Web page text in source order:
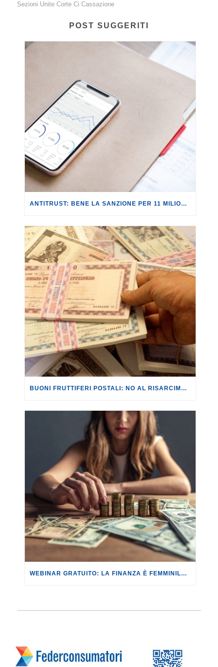
Sezioni Unite Corte Ci Cassazione
POST SUGGERITI
ANTITRUST: BENE LA SANZIONE PER 11 MILIONI A REVOLUT PER PUBBLICITÀ INGANNEVOLE.
BUONI FRUTTIFERI POSTALI: NO AL RISARCIMENTO PER I BUONI PRESCRITTI ANCHE IN MANCANZA DI UNA CORRETTA INFORMAZIONE DA PARTE DI POSTE.
WEBINAR GRATUITO: LA FINANZA È FEMMINILE. DISUGUAGLIANZE, OSTACOLI E DIRITTI NEGATI.